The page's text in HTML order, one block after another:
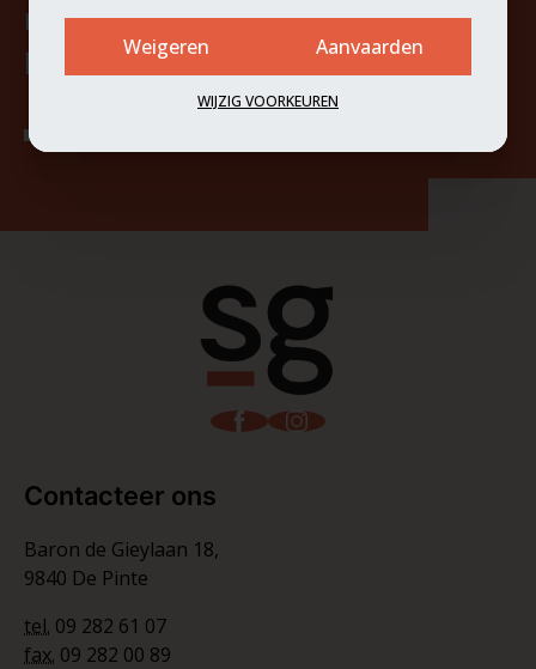
met De Scheldegalm en ervaar
het verschil!
Contacteer ons
Baron de Gieylaan 18,
9840 De Pinte
tel. 09 282 61 07
fax. 09 282 00 89
Weigeren Aanvaarden
WIJZIG VOORKEUREN